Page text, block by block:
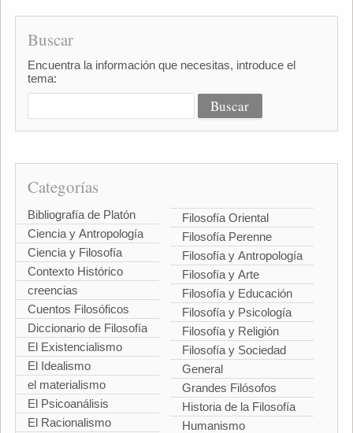
Buscar
Encuentra la información que necesitas, introduce el
tema:
Categorías
Bibliografía de Platón
Ciencia y Antropología
Ciencia y Filosofía
Contexto Histórico
creencias
Cuentos Filosóficos
Diccionario de Filosofía
El Existencialismo
El Idealismo
el materialismo
El Psicoanálisis
El Racionalismo
Filosofía Oriental
Filosofía Perenne
Filosofía y Antropología
Filosofía y Arte
Filosofía y Educación
Filosofía y Psicología
Filosofía y Religión
Filosofía y Sociedad
General
Grandes Filósofos
Historia de la Filosofía
Humanismo